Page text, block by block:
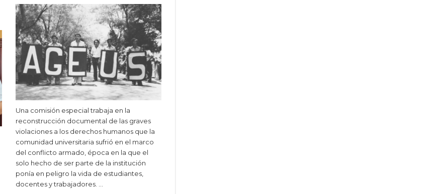
Una comisión especial trabaja en la
reconstrucción documental de las graves
violaciones a los derechos humanos que la
comunidad universitaria sufrió en el marco
del conflicto armado, época en la que el
solo hecho de ser parte de la institución
ponía en peligro la vida de estudiantes,
docentes y trabajadores. …